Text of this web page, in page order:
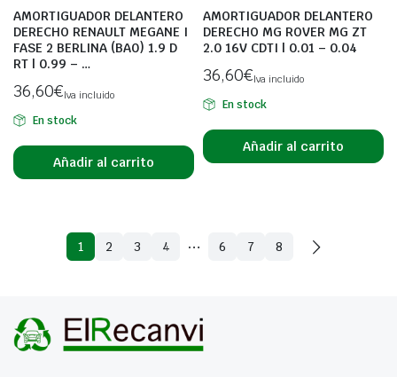
AMORTIGUADOR DELANTERO
DERECHO RENAULT MEGANE I
FASE 2 BERLINA (BA0) 1.9 D
RT | 0.99 – …
36,60€Iva incluido
En stock
Añadir al carrito
AMORTIGUADOR DELANTERO
DERECHO MG ROVER MG ZT
2.0 16V CDTI | 0.01 – 0.04
36,60€Iva incluido
En stock
Añadir al carrito
1 2 3 4 … 6 7 8